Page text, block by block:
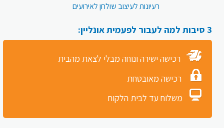
רעיונות לעיצוב שולחן לאירועים
3 סיבות למה לעבור לפעמית אונליין:
רכישה ישירה ונוחה מבלי לצאת מהבית
רכישה מאובטחת
משלוח עד לבית הלקוח